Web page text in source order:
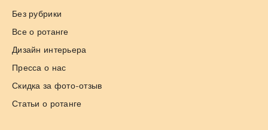
Без рубрики
Все о ротанге
Дизайн интерьера
Пресса о нас
Скидка за фото-отзыв
Статьи о ротанге